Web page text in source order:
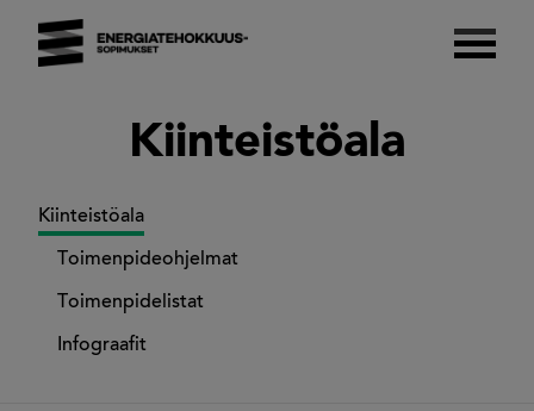
content
Kiinteistöala
Kiinteistöala
Toimenpideohjelmat
Toimenpidelistat
Infograafit